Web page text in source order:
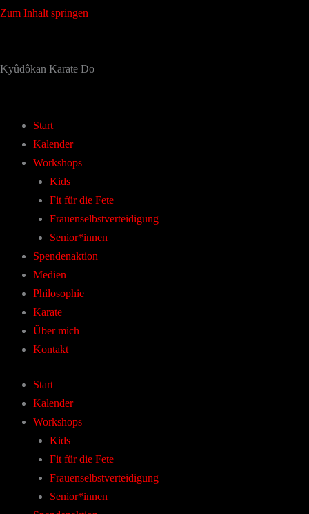
Zum Inhalt springen
Zum
Kyûdôkan Karate Do
Start
Kalender
Workshops
Kids
Fit für die Fete
Frauenselbstverteidigung
Senior*innen
Spendenaktion
Medien
Philosophie
Karate
Über mich
Kontakt
Start
Kalender
Workshops
Kids
Fit für die Fete
Frauenselbstverteidigung
Senior*innen